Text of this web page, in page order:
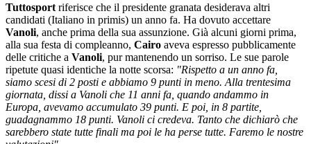
Tuttosport riferisce che il presidente granata desiderava altri
candidati (Italiano in primis) un anno fa. Ha dovuto accettare
Vanoli, anche prima della sua assunzione. Già alcuni giorni prima,
alla sua festa di compleanno, Cairo aveva espresso pubblicamente
delle critiche a Vanoli, pur mantenendo un sorriso. Le sue parole
ripetute quasi identiche la notte scorsa: "Rispetto a un anno fa,
siamo scesi di 2 posti e abbiamo 9 punti in meno. Alla trentesima
giornata, dissi a Vanoli che 11 anni fa, quando andammo in
Europa, avevamo accumulato 39 punti. E poi, in 8 partite,
guadagnammo 18 punti. Vanoli ci credeva. Tanto che dichiarò che
sarebbero state tutte finali ma poi le ha perse tutte. Faremo le nostre